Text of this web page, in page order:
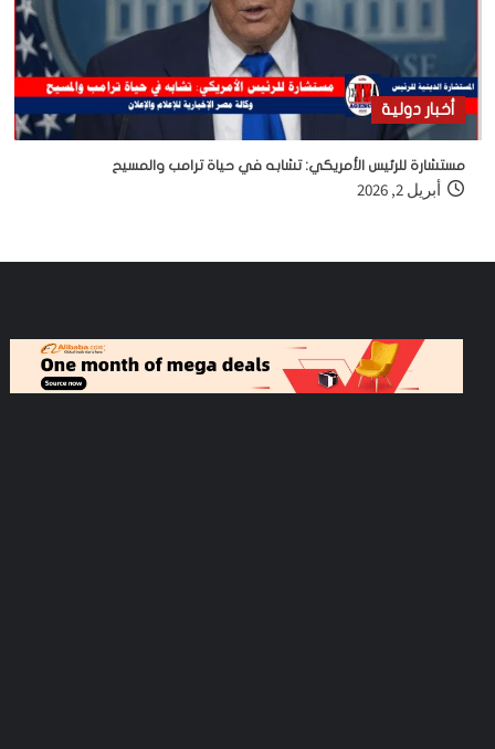
أخبار دولية
مستشارة للرئيس الأمريكي: تشابه في حياة ترامب والمسيح
أبريل 2, 2026